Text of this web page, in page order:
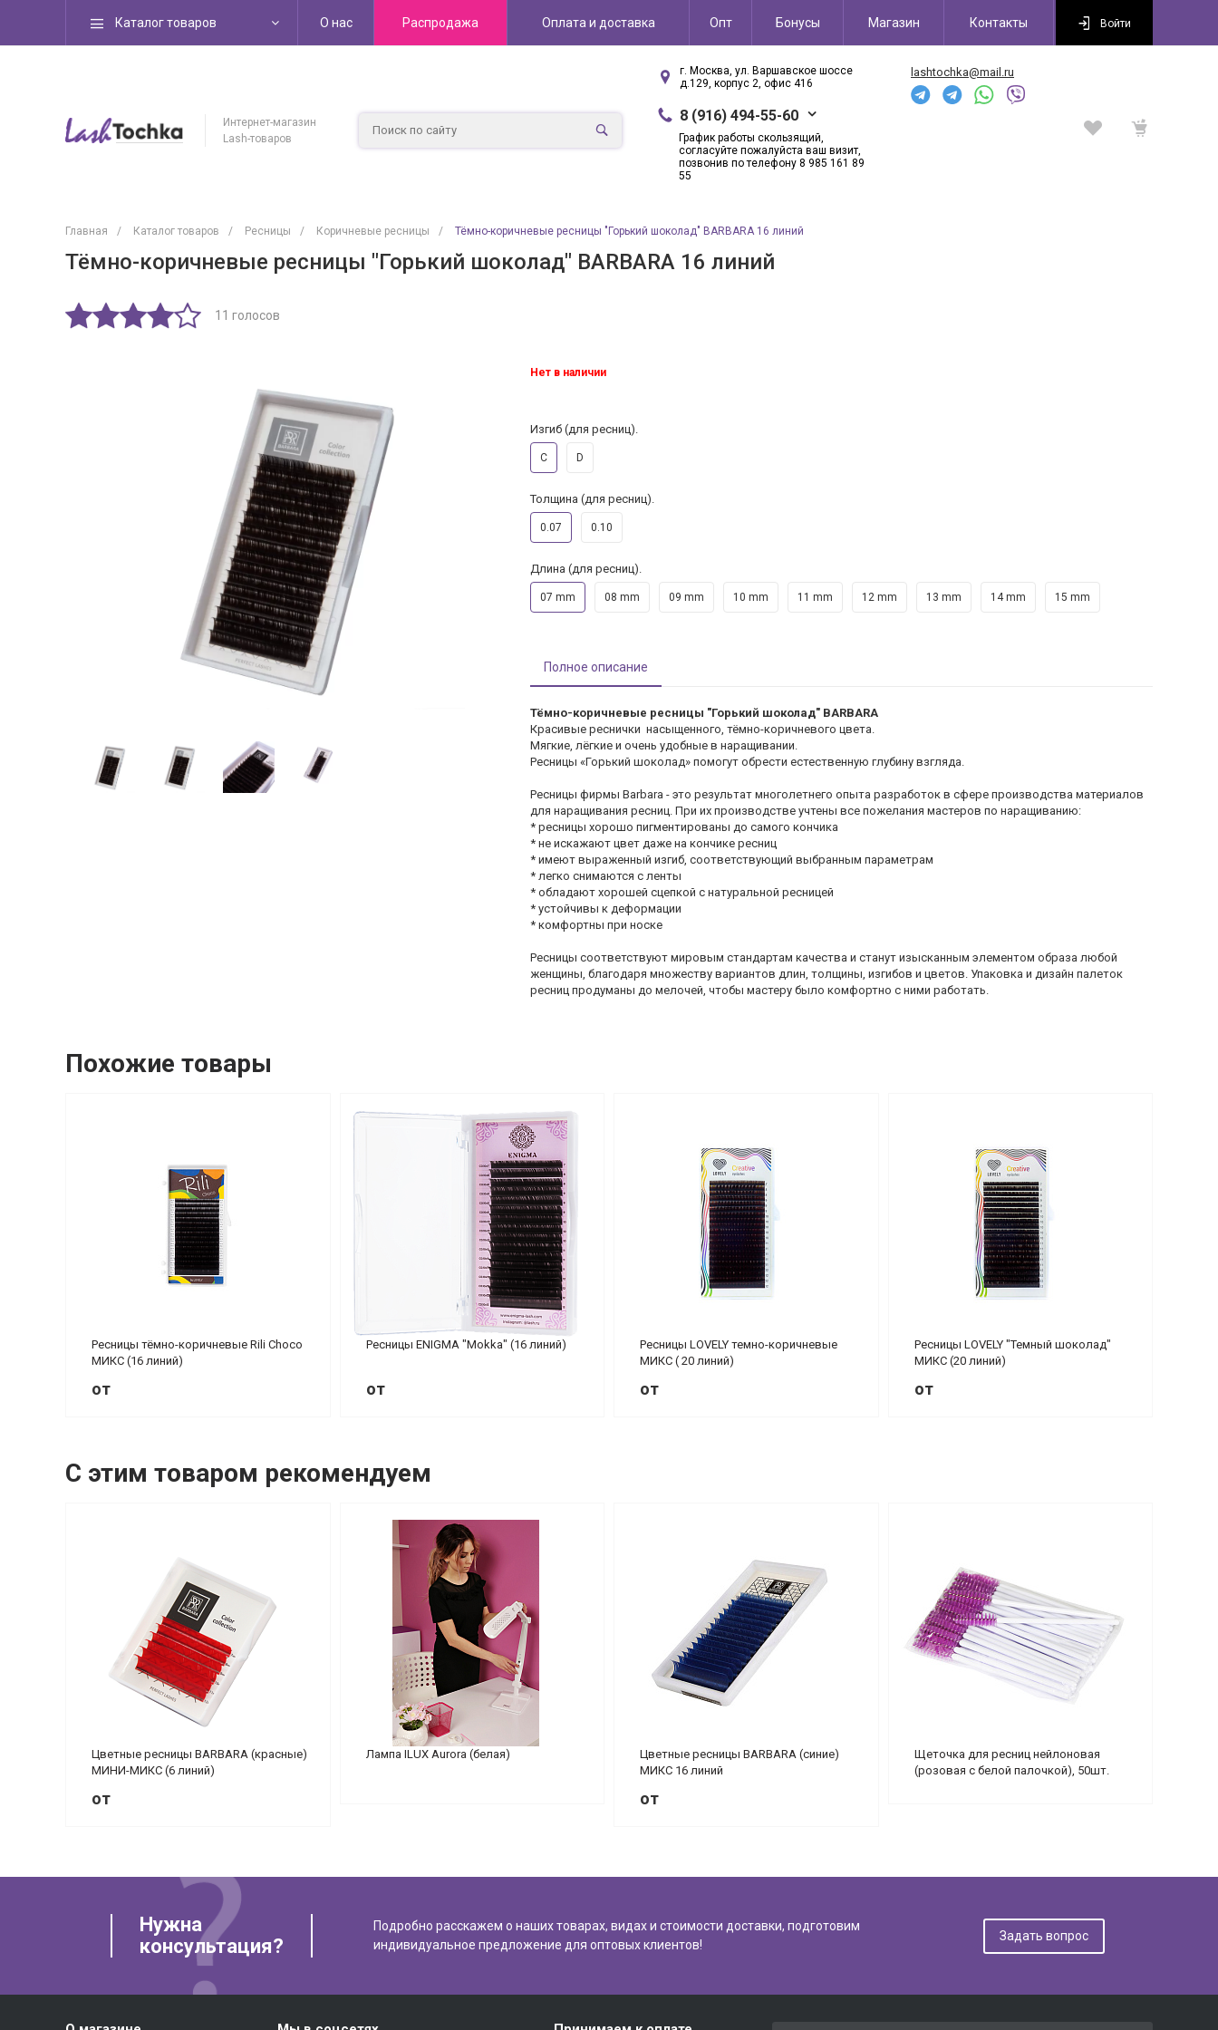
Каталог товаров О нас Распродажа Оплата и доставка Опт Бонусы Магазин Контакты Войти
Интернет-магазин
Lash-товаров
г. Москва, ул. Варшавское шоссе
д.129, корпус 2, офис 416
8 (916) 494-55-60
График работы скользящий,
согласуйте пожалуйста ваш визит,
позвонив по телефону 8 985 161 89
55
lashtochka@mail.ru
Главная / Каталог товаров / Ресницы / Коричневые ресницы / Тёмно-коричневые ресницы "Горький шоколад" BARBARA 16 линий
Тёмно-коричневые ресницы "Горький шоколад" BARBARA 16 линий
11 голосов
Нет в наличии
Изгиб (для ресниц).
C D
Толщина (для ресниц).
0.07 0.10
Длина (для ресниц).
07 mm 08 mm 09 mm 10 mm 11 mm 12 mm 13 mm 14 mm 15 mm
Полное описание
Тёмно-коричневые ресницы "Горький шоколад" BARBARA
Красивые реснички насыщенного, тёмно-коричневого цвета.
Мягкие, лёгкие и очень удобные в наращивании.
Ресницы «Горький шоколад» помогут обрести естественную глубину взгляда.
Ресницы фирмы Barbara - это результат многолетнего опыта разработок в сфере производства материалов
для наращивания ресниц. При их производстве учтены все пожелания мастеров по наращиванию:
* ресницы хорошо пигментированы до самого кончика
* не искажают цвет даже на кончике ресниц
* имеют выраженный изгиб, соответствующий выбранным параметрам
* легко снимаются с ленты
* обладают хорошей сцепкой с натуральной ресницей
* устойчивы к деформации
* комфортны при носке
Ресницы соответствуют мировым стандартам качества и станут изысканным элементом образа любой
женщины, благодаря множеству вариантов длин, толщины, изгибов и цветов. Упаковка и дизайн палеток
ресниц продуманы до мелочей, чтобы мастеру было комфортно с ними работать.
Похожие товары
Ресницы тёмно-коричневые Rili Choco
МИКС (16 линий)
от
Ресницы ENIGMA "Mokka" (16 линий)
от
Ресницы LOVELY темно-коричневые
МИКС ( 20 линий)
от
Ресницы LOVELY "Темный шоколад"
МИКС (20 линий)
от
С этим товаром рекомендуем
Цветные ресницы BARBARA (красные)
МИНИ-МИКС (6 линий)
от
Лампа ILUX Aurora (белая)
Цветные ресницы BARBARA (синие)
МИКС 16 линий
от
Щеточка для ресниц нейлоновая
(розовая c белой палочкой), 50шт.
Нужна
консультация?
Подробно расскажем о наших товарах, видах и стоимости доставки, подготовим
индивидуальное предложение для оптовых клиентов!
Задать вопрос